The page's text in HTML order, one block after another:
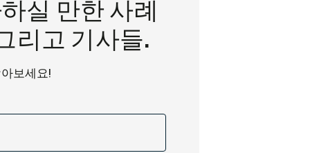
실 만한 사례
리고 기사들.
보세요!